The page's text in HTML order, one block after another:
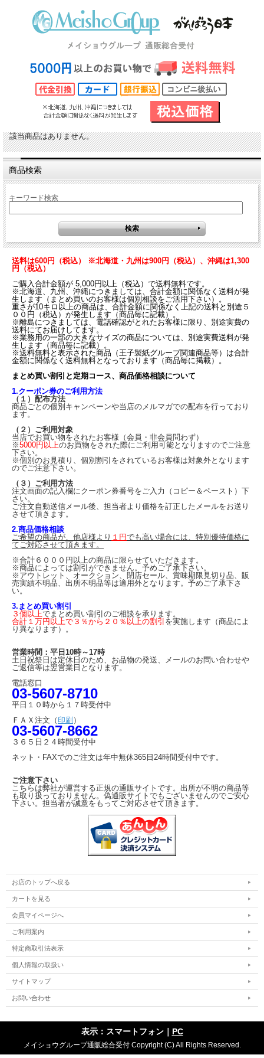
該当商品はありません。
商品検索
キーワード検索
送料は600円（税込） ※北海道・九州は900円（税込）、沖縄は1,300
円（税込）
ご購入合計金額が 5,000円以上（税込）で送料無料です。
※北海道、九州、沖縄につきましては、合計金額に関係なく送料が発
生します（まとめ買いのお客様は個別相談をご活用下さい）。
重さが10キロ以上の商品は、合計金額に関係なく上記の送料と別途５
００円（税込）が発生します（商品毎に記載）。
※離島につきましては、電話確認がとれたお客様に限り、別途実費の
送料にてお届けしてます。
※業務用の一部の大きなサイズの商品については、別途実費送料が発
生します（商品毎に記載）。
※送料無料と表示された商品（王子製紙グループ関連商品等）は合計
金額に関係なく送料無料となっております（商品毎に掲載）。
まとめ買い割引と定期コース、商品価格相談について
1.クーポン券のご利用方法
（１）配布方法
商品ごとの個別キャンペーンや当店のメルマガでの配布を行っており
ます。
（２）ご利用対象
当店でお買い物をされたお客様（会員・非会員問わず）
※5000円以上のお買物をされた際にご利用可能となりますのでご注意
下さい。
※個別のお見積り、個別割引をされているお客様は対象外となります
のでご注意下さい。
（３）ご利用方法
注文画面の記入欄にクーポン券番号をご入力（コピー＆ペースト）下
さい。
ご注文自動送信メール後、担当者より価格を訂正したメールをお送り
させて頂きます。
2.商品価格相談
ご希望の商品が、他店様より １円でも高い場合には、特別優待価格に
てご対応させて頂きます。
※合計６０００円以上の商品に限らせていただきます。
※商品によっては割引ができません。予めご了承下さい。
※アウトレット、オークション、閉店セール、賞味期限見切り品、販
売実績不明品、出所不明品等は適用外となります。予めご了承下さ
い。
3.まとめ買い割引
３個以上でまとめ買い割引のご相談を承ります。
合計１万円以上で３％から２０％以上の割引 を実施します（商品によ
り異なります）。
営業時間：平日10時～17時
土日祝祭日は定休日のため、お品物の発送、メールのお問い合わせや
ご返信等は翌営業日となります。
電話窓口
03-5607-8710
平日１０時から１７時受付中
ＦＡＸ注文（ 印刷 ）
03-5607-8662
３６５日２４時間受付中
ネット・FAXでのご注文は年中無休365日24時間受付中です。
ご注意下さい
こちらは弊社が運営する正規の通販サイトです。出所が不明の商品等
も取り扱っておりません。偽通販サイトでもございませんのでご安心
下さい。担当者が誠意をもってご対応させて頂きます。
お店のトップへ戻る
カートを見る
会員マイページへ
ご利用案内
特定商取引法表示
個人情報の取扱い
サイトマップ
お問い合わせ
表示：スマートフォン｜ PC
メイショウグループ通販総合受付 Copyright (C) All Rights Reserved.